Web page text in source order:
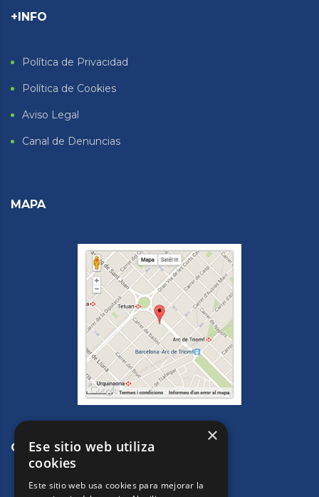
+INFO
Política de Privacidad
Política de Cookies
Aviso Legal
Canal de Denuncias
MAPA
CONTACTE
×
Ese sitio web utiliza
cookies
Este sitio web usa cookies para mejorar la